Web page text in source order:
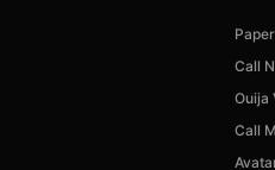
Call
Ouija
Call